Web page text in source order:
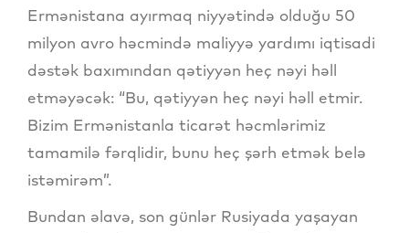
Ermənistana ayırmaq niyyətində olduğu 50
milyon avro həcmində maliyyə yardımı iqtisadi
dəstək baxımından qətiyyən heç nəyi həll
etməyəcək: “Bu, qətiyyən heç nəyi həll etmir.
Bizim Ermənistanla ticarət həcmlərimiz
tamamilə fərqlidir, bunu heç şərh etmək belə
istəmirəm”.
Bundan əlavə, son günlər Rusiyada yaşayan